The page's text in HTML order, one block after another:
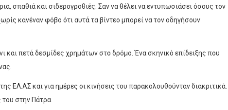
σπαθιά και σιδερογροθιές. Σαν να θέλει να εντυπωσιάσει όσους τον
κανέναν φόβο ότι αυτά τα βίντεο μπορεί να τον οδηγήσουν
και πετά δεσμίδες χρημάτων στο δρόμο. Ένα σκηνικό επίδειξης που
ΕΛ.ΑΣ και για ημέρες οι κινήσεις του παρακολουθούνταν διακριτικά.
του στην Πάτρα.